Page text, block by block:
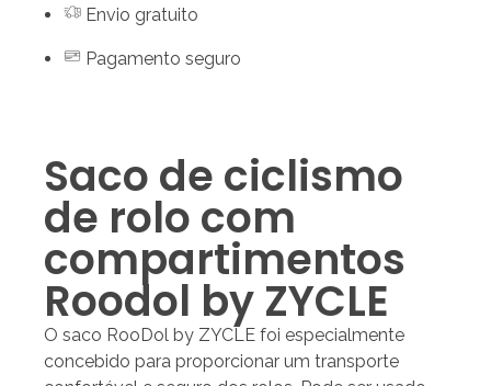
Envio gratuito
Pagamento seguro
Saco de ciclismo
de rolo com
compartimentos
Roodol by ZYCLE
O saco RooDol by ZYCLE foi especialmente
concebido para proporcionar um transporte